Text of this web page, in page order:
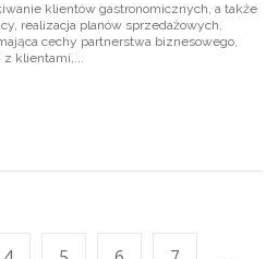
klientów gastronomicznych, a także
realizacja planów sprzedażowych,
cechy partnerstwa biznesowego,
z klientami,...